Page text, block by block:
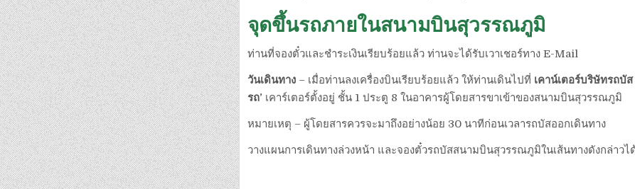
จุดขึ้นรถภายในสนามบินสุวรรณภูมิ
ท่านที่จองตั๋วและชำระเงินเรียบร้อยแล้ว ท่านจะได้รับเวาเชอร์ทาง E-Mail
วันเดินทาง – เมื่อท่านลงเครื่องบินเรียบร้อยแล้ว ให้ท่านเดินไปที่ เคาน์เตอร์บริษัทรถบั
รถ’ เคาร์เตอร์ตั้งอยู่ ชั้น 1 ประตู 8 ในอาคารผู้โดยสารขาเข้าของสนามบินสุวรรณภูมิ
หมายเหตุ – ผู้โดยสารควรจะมาถึงอย่างน้อย 30 นาทีก่อนเวลารถบัสออกเดินทาง
วางแผนการเดินทางล่วงหน้า และจองตั๋วรถบัสสนามบินสุวรรณภูมิในเส้นทางดังกล่าว